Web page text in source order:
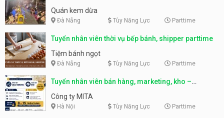
Quán kem dừa
Đà Nẵng Tùy Năng Lực Parttime
Tuyển nhân viên thời vụ bếp bánh, shipper parttime
Tiệm bánh ngọt
Đà Nẵng Tùy Năng Lực Parttime
Tuyển nhân viên bán hàng, marketing, kho –
parttime, fulltime
Công ty MITA
Hà Nội Tùy Năng Lực Parttime